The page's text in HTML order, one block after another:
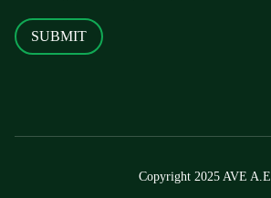
SUBMIT
Copyright 2025 AVE A.E